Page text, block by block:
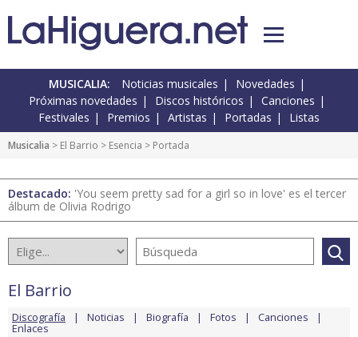
MUSICALIA: Noticias musicales
Novedades
Próximas novedades
Discos históricos
Canciones
Festivales
Premios Artistas Portadas Listas
Musicalia > El Barrio > Esencia > Portada
Destacado: 'You seem pretty sad for a girl so in love' es el tercer
álbum de Olivia Rodrigo
El Barrio
Discografía Noticias Biografía Fotos Canciones
Enlaces